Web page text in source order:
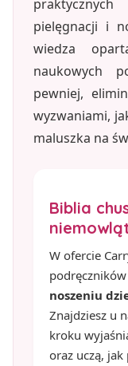
pielęgnacji i
wiedza
naukowych
pewniej,
wyzwaniami,
maluszka na
Biblia
W ofercie
noszeniu
Znajdziesz u
kroku
oraz uczą,